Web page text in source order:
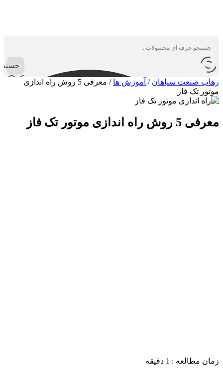
رهاب صنعت سپاهان / آموزش ها /
معرفی 5 روش راه اندازی
موتور تک فاز
معرفی 5 روش راه اندازی موتور تک فاز
زمان مطالعه : 1 دقیقه